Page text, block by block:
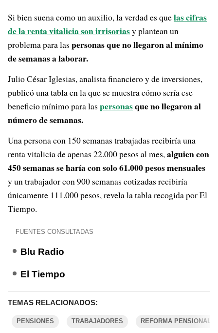
Si bien suena como un auxilio, la verdad es quelas cifras
de la renta vitalicia son irrisoriasy plantean un
problema para las personas que no llegaron al mínimo
de semanas a laborar.
Julio César Iglesias, analista financiero y de inversiones,
publicó una tabla en la que se muestra cómo sería ese
beneficio mínimo para las personasque no llegaron al
número de semanas.
Una persona con 150 semanas trabajadas recibiría una
renta vitalicia de apenas 22.000 pesos al mes,alguien con
450 semanas se haría con solo 61.000 pesos mensuales
y un trabajador con 900 semanas cotizadas recibiría
únicamente 111.000 pesos, revela la tabla recogida por El
Tiempo.
FUENTES CONSULTADAS
Blu Radio
El Tiempo
TEMAS RELACIONADOS:
PENSIONES TRABAJADORES REFORMA PENSIONAL